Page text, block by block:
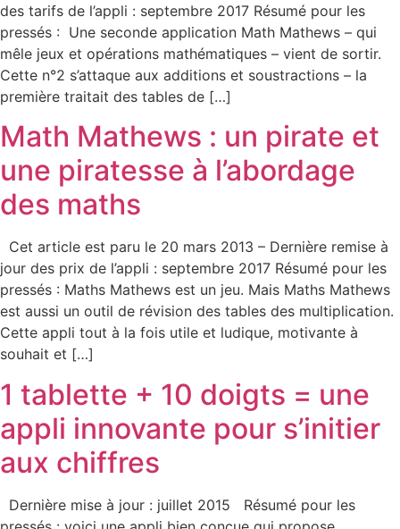
des tarifs de l’appli : septembre 2017 Résumé pour les
pressés : Une seconde application Math Mathews – qui
mêle jeux et opérations mathématiques – vient de sortir.
Cette n°2 s’attaque aux additions et soustractions – la
première traitait des tables de […]
Math Mathews : un pirate et
une piratesse à l’abordage
des maths
Cet article est paru le 20 mars 2013 – Dernière remise à
jour des prix de l’appli : septembre 2017 Résumé pour les
pressés : Maths Mathews est un jeu. Mais Maths Mathews
est aussi un outil de révision des tables des multiplication.
Cette appli tout à la fois utile et ludique, motivante à
souhait et […]
1 tablette + 10 doigts = une
appli innovante pour s’initier
aux chiffres
Dernière mise à jour : juillet 2015 Résumé pour les